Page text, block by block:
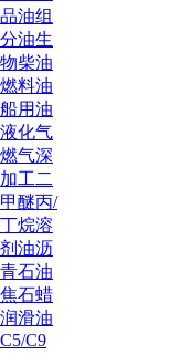
品油组
分油生
物柴油
燃料油
船用油
液化气
燃气深
加工二
甲醚丙/
丁烷溶
剂油沥
青石油
焦石蜡
润滑油
C5/C9